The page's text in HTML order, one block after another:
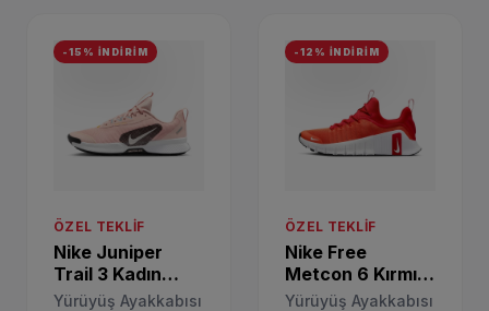
-15% İNDİRİM
ÖZEL TEKLIF
Nike Juniper
Trail 3 Kadın
Spor Ayakkabı
Yürüyüş Ayakkabısı
-12% İNDİRİM
ÖZEL TEKLIF
Nike Free
Metcon 6 Kırmızı
Yürüyüş
Yürüyüş Ayakkabısı